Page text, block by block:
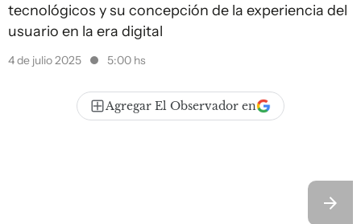
tecnológicos y su concepción de la experiencia del
usuario en la era digital
4 de julio 2025 5:00 hs
Agregar El Observador en